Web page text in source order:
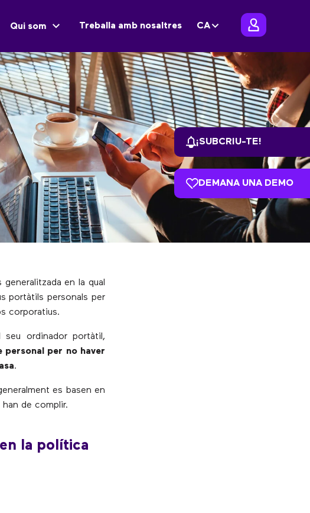
Qui som Treballa amb nosaltres CA
en la qual
portàtils personals per
corporatius.
ordinador portàtil,
per no haver
.
es basen en
de complir.
la política
¡SUBCRIU-TE!
DEMANA UNA DEMO